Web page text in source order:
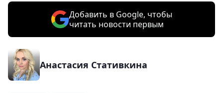
Добавить в Google, чтобы
читать новости первым
Анастасия Стативкина